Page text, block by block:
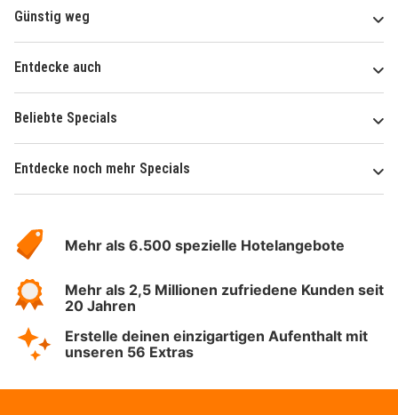
Günstig weg
Entdecke auch
Beliebte Specials
Entdecke noch mehr Specials
Hotelspecials
Mehr als 6.500 spezielle Hotelangebote
Mehr als 2,5 Millionen zufriedene Kunden seit
20 Jahren
Erstelle deinen einzigartigen Aufenthalt mit
unseren 56 Extras